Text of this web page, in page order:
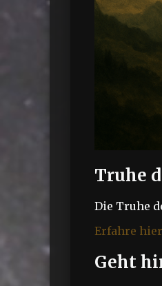
Truhe
Die Truhe
Erfahre
Geht